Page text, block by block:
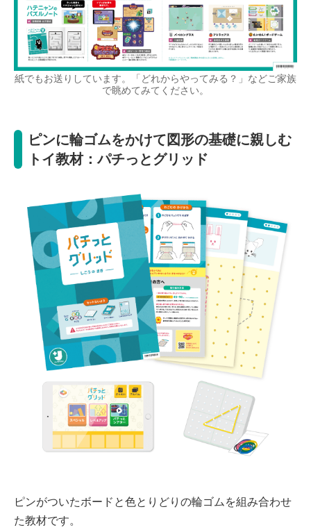
紙でもお送りしています。「どれからやってみる？」などご家族
で眺めてみてください。
ピンに輪ゴムをかけて図形の基礎に親しむ
トイ教材：パチっとグリッド
ピンがついたボードと色とりどりの輪ゴムを組み合わせ
た教材です。